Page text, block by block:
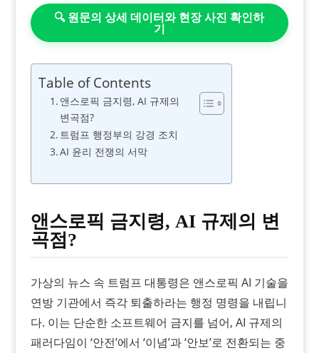
🔍 원문의 상세 데이터와 현장 사진 확인하
기
Table of Contents
앤스로픽 금지령, AI 규제의
변곡점?
트럼프 행정부의 강경 조치
AI 윤리 전쟁의 서막
앤스로픽 금지령, AI 규제의 변
곡점?
가상의 뉴스 속 트럼프 대통령은 앤스로픽 AI 기술을
연방 기관에서 즉각 퇴출하라는 행정 명령을 내립니
다. 이는 단순한 소프트웨어 금지를 넘어, AI 규제의
패러다임이 ‘안전’에서 ‘이념’과 ‘안보’로 전환되는 중